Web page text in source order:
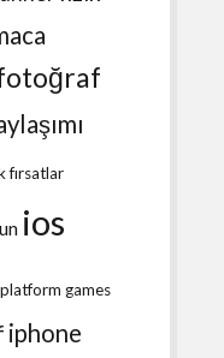
fırsatlar
ios
games
iphone